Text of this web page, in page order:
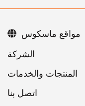
اتصل بنا
مواقع ماسكوس